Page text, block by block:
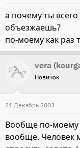
а почему ты
объезжаешь?
по-моему как раз
vera
Новичок
21 Декабрь 2003
Вообще по-моему
вообще. Человек